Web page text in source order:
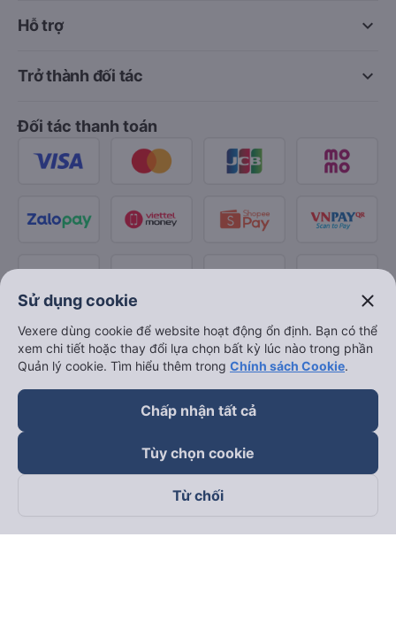
keyboard_arrow_down
Hỗ trợ
keyboard_arrow_down
Trở thành đối tác
Đối tác thanh toán
Theo dõi chúng tôi trên
Sử dụng cookie close
Vexere dùng cookie để website hoạt động ổn định. Bạn có thể
xem chi tiết hoặc thay đổi lựa chọn bất kỳ lúc nào trong phần
Quản lý cookie. Tìm hiểu thêm trong Chính sách Cookie.
Chấp nhận tất cả
Tùy chọn cookie
Từ chối